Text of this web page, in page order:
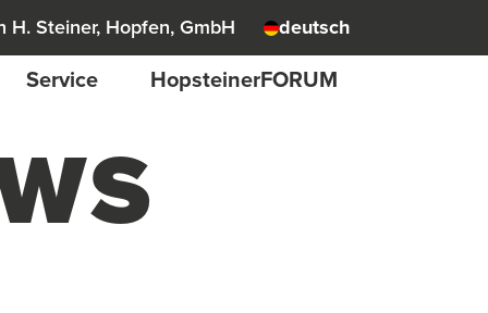
H. Steiner, Hopfen, GmbH deutsch
Service HopsteinerFORUM